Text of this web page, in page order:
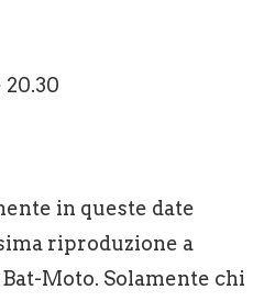
in queste date
riproduzione a
Moto. Solamente chi